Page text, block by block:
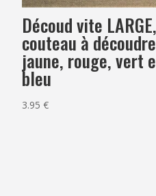
Découd vite LARGE,
couteau à
jaune, rouge, vert
bleu
3.95€